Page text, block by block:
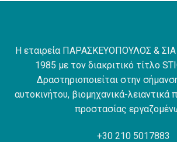
Η εταιρεία ΠΑΡΑΣΚΕΥΟΠΟΥΛΟΣ & ΣΙΑ
1985 με τον διακριτικό τίτλο
Δραστηριοποιείται στην
αυτοκινήτου, βιομηχανικά-λειαντικά
προστασίας
+30 210 5017883